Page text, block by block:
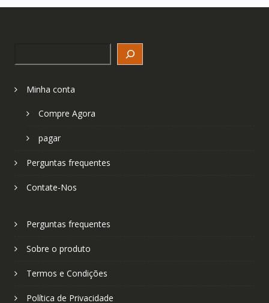
Minha conta
Compre Agora
pagar
Perguntas frequentes
Contate-Nos
Perguntas frequentes
Sobre o produto
Termos e Condições
Política de Privacidade